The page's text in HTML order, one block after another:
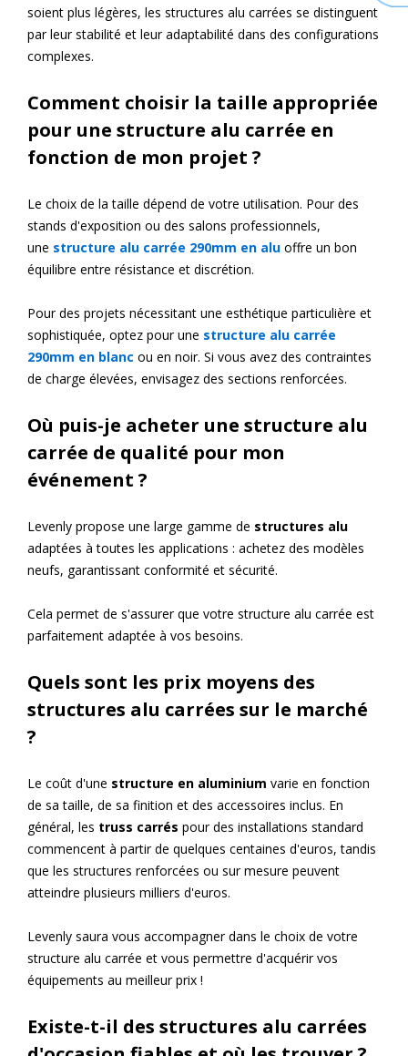
soient plus légères, les structures alu carrées se distinguent
par leur stabilité et leur adaptabilité dans des configurations
complexes.
Comment choisir la taille appropriée
pour une structure alu carrée en
fonction de mon projet ?
Le choix de la taille dépend de votre utilisation. Pour des
stands d'exposition ou des salons professionnels,
une structure alu carrée 290mm en alu offre un bon
équilibre entre résistance et discrétion.
Pour des projets nécessitant une esthétique particulière et
sophistiquée, optez pour une structure alu carrée
290mm en blanc ou en noir. Si vous avez des contraintes
de charge élevées, envisagez des sections renforcées.
Où puis-je acheter une structure alu
carrée de qualité pour mon
événement ?
Levenly propose une large gamme de structures alu
adaptées à toutes les applications : achetez des modèles
neufs, garantissant conformité et sécurité.
Cela permet de s'assurer que votre structure alu carrée est
parfaitement adaptée à vos besoins.
Quels sont les prix moyens des
structures alu carrées sur le marché
?
Le coût d'une structure en aluminium varie en fonction
de sa taille, de sa finition et des accessoires inclus. En
général, les truss carrés pour des installations standard
commencent à partir de quelques centaines d'euros, tandis
que les structures renforcées ou sur mesure peuvent
atteindre plusieurs milliers d'euros.
Levenly saura vous accompagner dans le choix de votre
structure alu carrée et vous permettre d'acquérir vos
équipements au meilleur prix !
Existe-t-il des structures alu carrées